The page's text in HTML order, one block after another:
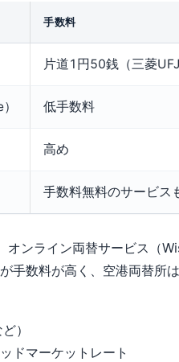
手数料
片道1円50銭（三菱
低手数料
高め
手数料無料のサービス
オンライン両替サービス（
手数料が高く、空港両替所
）
ドマーケットレート